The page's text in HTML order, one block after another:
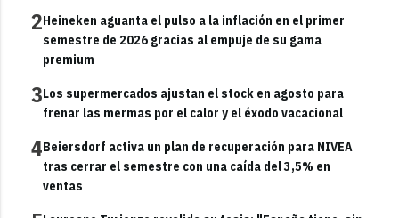
2Heineken aguanta el pulso a la inflación en el primer
semestre de 2026 gracias al empuje de su gama
premium
3Los supermercados ajustan el stock en agosto para
frenar las mermas por el calor y el éxodo vacacional
4Beiersdorf activa un plan de recuperación para NIVEA
tras cerrar el semestre con una caída del 3,5% en
ventas